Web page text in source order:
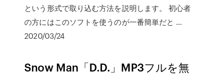
という形式で取り込む方法を説明します。 初心者
の方にはこのソフトを使うのが一番簡単だと …
2020/03/24
Snow Man「D.D.」MP3フルを無